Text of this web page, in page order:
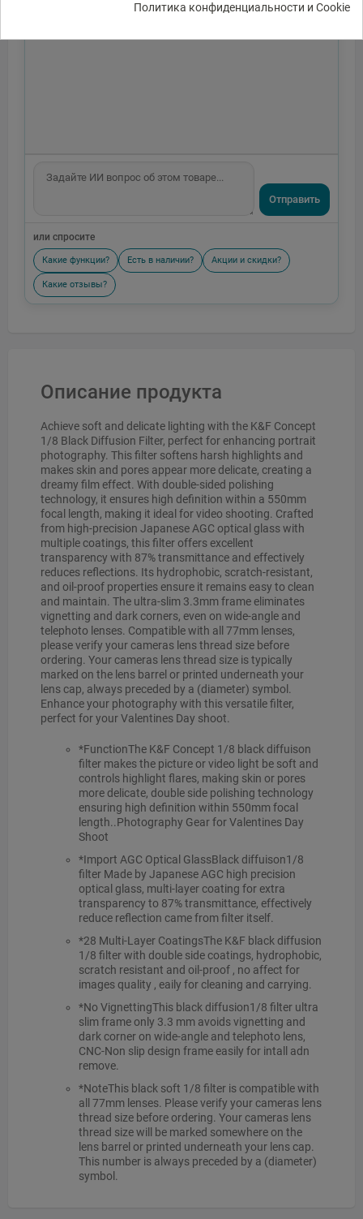
Политика конфиденциальности и Cookie
Отправить
или спросите
Какие функции? Есть в наличии? Акции и скидки?
Какие отзывы?
Описание продукта
Achieve soft and delicate lighting with the K&F Concept
1/8 Black Diffusion Filter, perfect for enhancing portrait
photography. This filter softens harsh highlights and
makes skin and pores appear more delicate, creating a
dreamy film effect. With double-sided polishing
technology, it ensures high definition within a 550mm
focal length, making it ideal for video shooting. Crafted
from high-precision Japanese AGC optical glass with
multiple coatings, this filter offers excellent
transparency with 87% transmittance and effectively
reduces reflections. Its hydrophobic, scratch-resistant,
and oil-proof properties ensure it remains easy to clean
and maintain. The ultra-slim 3.3mm frame eliminates
vignetting and dark corners, even on wide-angle and
telephoto lenses. Compatible with all 77mm lenses,
please verify your cameras lens thread size before
ordering. Your cameras lens thread size is typically
marked on the lens barrel or printed underneath your
lens cap, always preceded by a (diameter) symbol.
Enhance your photography with this versatile filter,
perfect for your Valentines Day shoot.
*FunctionThe K&F Concept 1/8 black diffuison
filter makes the picture or video light be soft and
controls highlight flares, making skin or pores
more delicate, double side polishing technology
ensuring high definition within 550mm focal
length..Photography Gear for Valentines Day
Shoot
*Import AGC Optical GlassBlack diffuison1/8
filter Made by Japanese AGC high precision
optical glass, multi-layer coating for extra
transparency to 87% transmittance, effectively
reduce reflection came from filter itself.
*28 Multi-Layer CoatingsThe K&F black diffusion
1/8 filter with double side coatings, hydrophobic,
scratch resistant and oil-proof , no affect for
images quality , eaily for cleaning and carrying.
*No VignettingThis black diffusion1/8 filter ultra
slim frame only 3.3 mm avoids vignetting and
dark corner on wide-angle and telephoto lens,
CNC-Non slip design frame easily for intall adn
remove.
*NoteThis black soft 1/8 filter is compatible with
all 77mm lenses. Please verify your cameras lens
thread size before ordering. Your cameras lens
thread size will be marked somewhere on the
lens barrel or printed underneath your lens cap.
This number is always preceded by a (diameter)
symbol.